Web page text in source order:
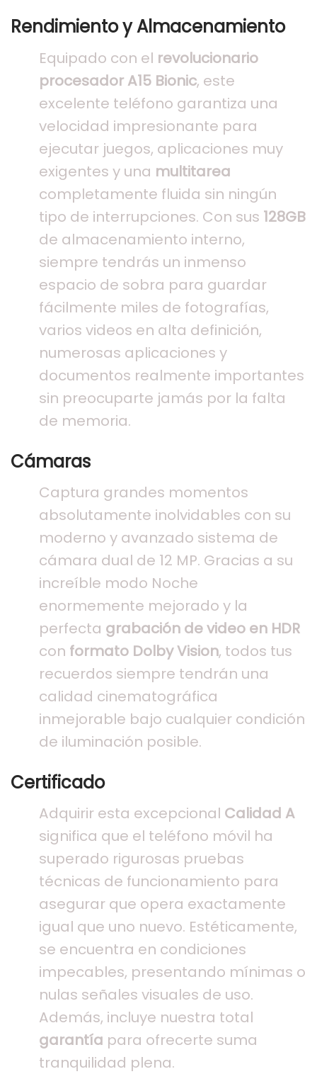
Rendimiento y Almacenamiento
Equipado con el revolucionario
procesador A15 Bionic, este
excelente teléfono garantiza una
velocidad impresionante para
ejecutar juegos, aplicaciones muy
exigentes y una multitarea
completamente fluida sin ningún
tipo de interrupciones. Con sus 128GB
de almacenamiento interno,
siempre tendrás un inmenso
espacio de sobra para guardar
fácilmente miles de fotografías,
varios videos en alta definición,
numerosas aplicaciones y
documentos realmente importantes
sin preocuparte jamás por la falta
de memoria.
Cámaras
Captura grandes momentos
absolutamente inolvidables con su
moderno y avanzado sistema de
cámara dual de 12 MP. Gracias a su
increíble modo Noche
enormemente mejorado y la
perfecta grabación de video en HDR
con formato Dolby Vision, todos tus
recuerdos siempre tendrán una
calidad cinematográfica
inmejorable bajo cualquier condición
de iluminación posible.
Certificado
Adquirir esta excepcional Calidad A
significa que el teléfono móvil ha
superado rigurosas pruebas
técnicas de funcionamiento para
asegurar que opera exactamente
igual que uno nuevo. Estéticamente,
se encuentra en condiciones
impecables, presentando mínimas o
nulas señales visuales de uso.
Además, incluye nuestra total
garantía para ofrecerte suma
tranquilidad plena.